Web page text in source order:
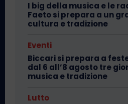
I big della musica e le
Faeto si prepara a un
cultura e tradizione
Eventi
Biccari si prepara a
dal 6 all’8 agosto tre
musica e tradizione
Lutto